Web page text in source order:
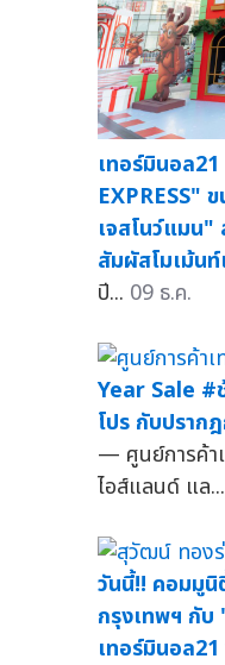
เทอร์มินอล
EXPRESS"
เจสโนว์แมน
สัมผัสโมเม้น
ปี... 09 ธ.ค.
Year Sale
โปร กับปราก
— ศูนย์การค้า
ไอส์แลนด์ แล...
วันนี้!! คอมมูนิ
กรุงเทพฯ กับ
เทอร์มินอล